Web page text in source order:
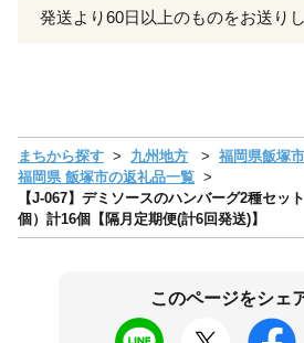
発送より60日以上のものをお送りし
まちから探す 九州地方
福岡県飯塚市
福岡県 飯塚市の返礼品一覧
【J-067】デミソースのハンバーグ2種セッ
個）計16個【隔月定期便(計6回発送)】
このページをシェ